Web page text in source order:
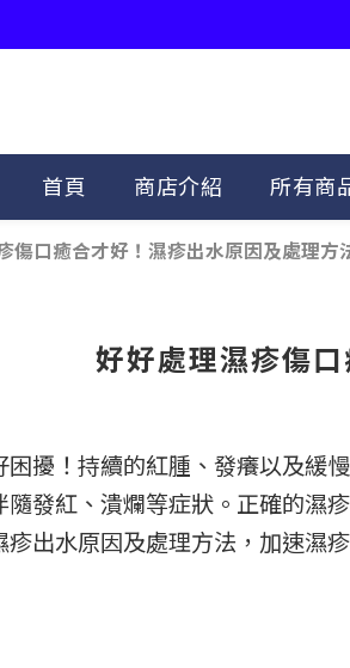
#
#
首頁 商店介紹 所有商
傷口癒合才好！濕疹出水原因及處理方
好好處理濕疹傷
擾！持續的紅腫、發癢以及緩
發紅、潰爛等症狀。正確的濕
出水原因及處理方法，加速濕